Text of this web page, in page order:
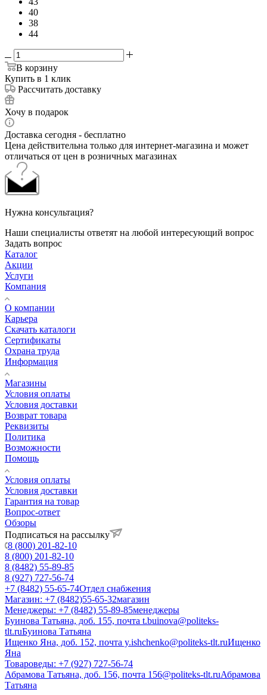
40
38
44
В корзину
Купить в 1 клик
Рассчитать доставку
Хочу в подарок
Доставка сегодня - бесплатно
Цена действительна только для интернет-магазина и может
отличаться от цен в розничных магазинах
Нужна консультация?
Наши специалисты ответят на любой интересующий вопрос
Задать вопрос
Каталог
Акции
Услуги
Компания
О компании
Карьера
Cкачать каталоги
Сертификаты
Охрана труда
Информация
Магазины
Условия оплаты
Условия доставки
Возврат товара
Реквизиты
Политика
Возможности
Помощь
Условия оплаты
Условия доставки
Гарантия на товар
Вопрос-ответ
Обзоры
Подписаться на рассылку
8 (800) 201-82-10
8 (800) 201-82-10
8 (8482) 55-89-85
8 (927) 727-56-74
+7 (8482) 55-65-74Отдел снабжения
Магазин: +7 (8482)55-65-32магазин
Менеджеры: +7 (8482) 55-89-85менеджеры
Буинова Татьяна, доб. 155, почта t.buinova@politeks-
tlt.ruБуинова Татьяна
Ищенко Яна, доб. 152, почта y.ishchenko@politeks-tlt.ruИщенко
Яна
Товароведы: +7 (927) 727-56-74
Абрамова Татьяна, доб. 156, почта 156@politeks-tlt.ruАбрамова
Татьяна